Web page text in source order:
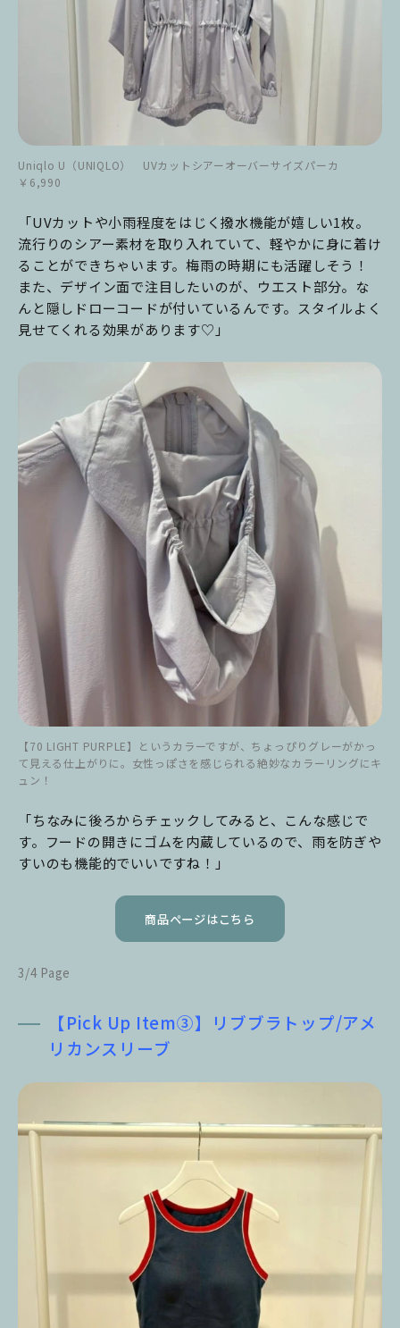
Uniqlo U（UNIQLO） UVカットシアーオーバーサイズパーカ
￥6,990
「UVカットや小雨程度をはじく撥水機能が嬉しい1枚。
流行りのシアー素材を取り入れていて、軽やかに身に着け
ることができちゃいます。梅雨の時期にも活躍しそう！
また、デザイン面で注目したいのが、ウエスト部分。な
んと隠しドローコードが付いているんです。スタイルよく
見せてくれる効果があります♡」
【70 LIGHT PURPLE】というカラーですが、ちょっぴりグレーがかっ
て見える仕上がりに。女性っぽさを感じられる絶妙なカラーリングにキ
ュン！
「ちなみに後ろからチェックしてみると、こんな感じで
す。フードの開きにゴムを内蔵しているので、雨を防ぎや
すいのも機能的でいいですね！」
商品ページはこちら
3/4 Page
【Pick Up Item③】リブブラトップ/アメ
リカンスリーブ